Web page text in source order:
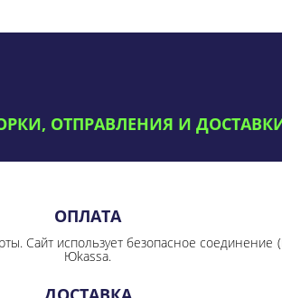
ОТПРАВЛЕНИЯ И
ОПЛАТА
Сайт использует безопасное соединение
Юkassa.